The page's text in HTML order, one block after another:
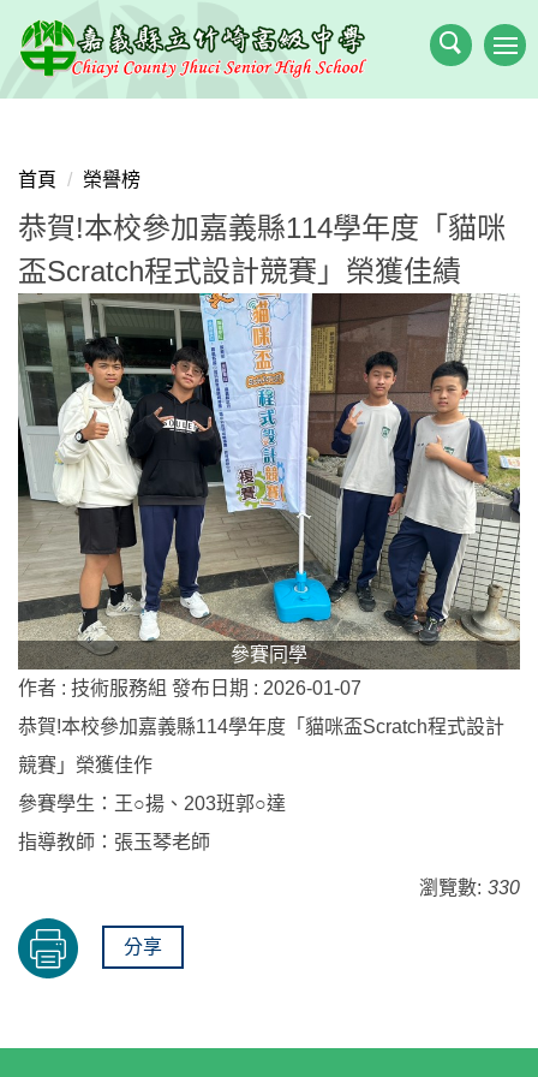
到
主
要
區
首頁 榮譽榜
恭賀!本校參加嘉義縣114學年度「貓咪
盃Scratch程式設計競賽」榮獲佳績
參賽同學
作者 : 技術服務組 發布日期 : 2026-01-07
恭賀!本校參加嘉義縣114學年度「貓咪盃Scratch程式設計
競賽」榮獲佳作
參賽學生：王○揚、203班郭○達
指導教師：張玉琴老師
瀏覽數: 330
分享